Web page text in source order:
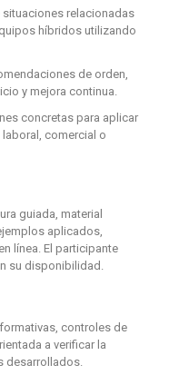
situaciones relacionadas
híbridos utilizando
de orden,
y mejora continua.
concretas para aplicar
comercial o
guiada, material
aplicados,
línea. El participante
su disponibilidad.
controles de
a verificar la
desarrollados.